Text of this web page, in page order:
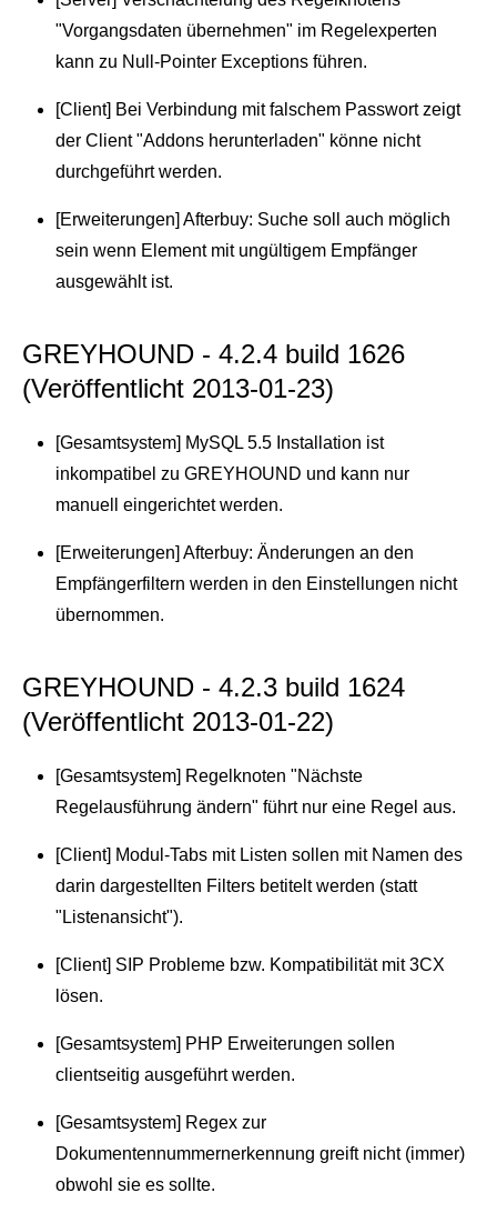
"Vorgangsdaten übernehmen" im Regelexperten
kann zu Null-Pointer Exceptions führen.
[Client] Bei Verbindung mit falschem Passwort zeigt
der Client "Addons herunterladen" könne nicht
durchgeführt werden.
[Erweiterungen] Afterbuy: Suche soll auch möglich
sein wenn Element mit ungültigem Empfänger
ausgewählt ist.
GREYHOUND - 4.2.4 build 1626
(Veröffentlicht 2013-01-23)
[Gesamtsystem] MySQL 5.5 Installation ist
inkompatibel zu GREYHOUND und kann nur
manuell eingerichtet werden.
[Erweiterungen] Afterbuy: Änderungen an den
Empfängerfiltern werden in den Einstellungen nicht
übernommen.
GREYHOUND - 4.2.3 build 1624
(Veröffentlicht 2013-01-22)
[Gesamtsystem] Regelknoten "Nächste
Regelausführung ändern" führt nur eine Regel aus.
[Client] Modul-Tabs mit Listen sollen mit Namen des
darin dargestellten Filters betitelt werden (statt
"Listenansicht").
[Client] SIP Probleme bzw. Kompatibilität mit 3CX
lösen.
[Gesamtsystem] PHP Erweiterungen sollen
clientseitig ausgeführt werden.
[Gesamtsystem] Regex zur
Dokumentennummernerkennung greift nicht (immer)
obwohl sie es sollte.